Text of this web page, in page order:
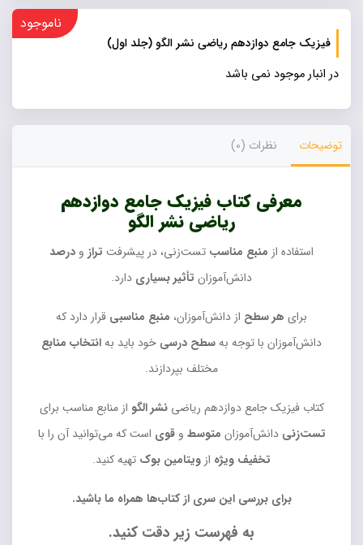
فیزیک جامع دوازدهم ریاضی نشر الگو (جلد اول)
ناموجود
در انبار موجود نمی باشد
توضیحات نظرات (0)
معرفی کتاب فیزیک جامع دوازدهم
ریاضی نشر الگو
استفاده از منبع مناسب تست‌زنی، در پیشرفت تراز و درصد
دانش‌آموزان تأثیر بسیاری دارد.
برای هر سطح از دانش‌آموزان، منبع مناسبی قرار دارد که
دانش‌آموزان با توجه بهسطح درسی خود باید بهانتخاب منابع
مختلف بپردازند.
کتاب فیزیک جامع دوازدهم ریاضینشر الگو از منابع مناسب برای
تست‌زنی دانش‌آموزان متوسط وقوی است که می‌توانید آن را با
تخفیف ویژه از ویتامین بوک تهیه کنید.
برای بررسی این سری از کتاب‌ها همراه ما باشید.
به فهرست زیر دقت کنید.